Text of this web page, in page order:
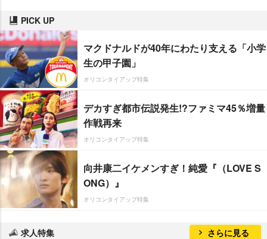
PICK UP
マクドナルドが40年にわたり支える「小学
生の甲子園」
オリコンタイアップ特集
デカすぎ都市伝説発生!?ファミマ45％増量
作戦再来
オリコンタイアップ特集
向井康二イケメンすぎ！純愛『（LOVE S
ONG）』
オリコンタイアップ特集
求人特集 さらに見る